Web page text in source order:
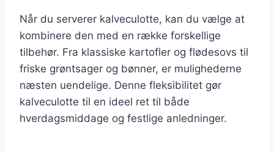
Når du serverer kalveculotte, kan du vælge at
kombinere den med en række forskellige
tilbehør. Fra klassiske kartofler og flødesovs til
friske grøntsager og bønner, er mulighederne
næsten uendelige. Denne fleksibilitet gør
kalveculotte til en ideel ret til både
hverdagsmiddage og festlige anledninger.